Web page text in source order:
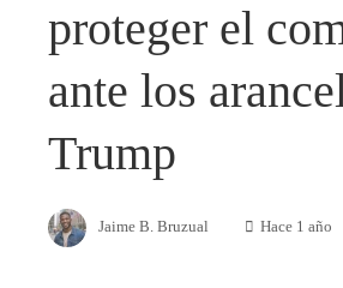
proteger el
ante los
Trump
Jaime B. Bruzual Hace 1 año